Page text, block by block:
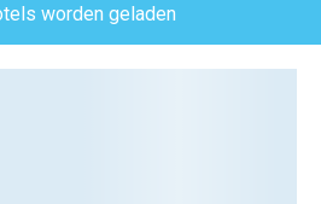
worden geladen